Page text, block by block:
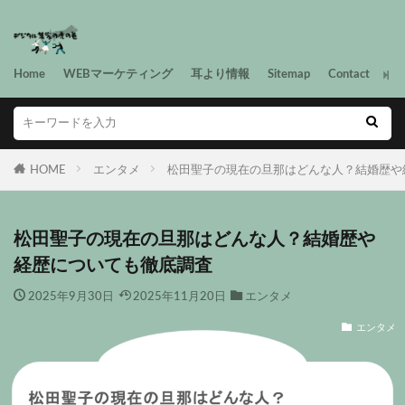
Home WEBマーケティング 耳より情報 Sitemap Contact
HOME エンタメ 松田聖子の現在の旦那はどんな人？結婚歴
松田聖子の現在の旦那はどんな人？結婚歴や
経歴についても徹底調査
2025年9月30日 2025年11月20日 エンタメ
エンタメ